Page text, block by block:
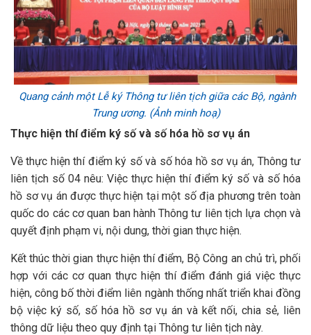
Quang cảnh một Lễ ký Thông tư liên tịch giữa các Bộ, ngành
Trung ương. (Ảnh minh hoạ)
Thực hiện thí điểm ký số và số hóa hồ sơ vụ án
Về thực hiện thí điểm ký số và số hóa hồ sơ vụ án, Thông tư
liên tịch số 04 nêu: Việc thực hiện thí điểm ký số và số hóa
hồ sơ vụ án được thực hiện tại một số địa phương trên toàn
quốc do các cơ quan ban hành Thông tư liên tịch lựa chọn và
quyết định phạm vi, nội dung, thời gian thực hiện.
Kết thúc thời gian thực hiện thí điểm, Bộ Công an chủ trì, phối
hợp với các cơ quan thực hiện thí điểm đánh giá việc thực
hiện, công bố thời điểm liên ngành thống nhất triển khai đồng
bộ việc ký số, số hóa hồ sơ vụ án và kết nối, chia sẻ, liên
thông dữ liệu theo quy định tại Thông tư liên tịch này.